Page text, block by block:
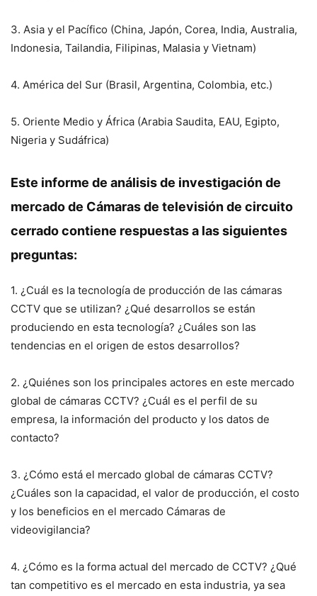
3. Asia y el Pacífico (China, Japón, Corea, India, Australia,
Indonesia, Tailandia, Filipinas, Malasia y Vietnam)
4. América del Sur (Brasil, Argentina, Colombia, etc.)
5. Oriente Medio y África (Arabia Saudita, EAU, Egipto,
Nigeria y Sudáfrica)
Este informe de análisis de investigación de
mercado de Cámaras de televisión de circuito
cerrado contiene respuestas a las siguientes
preguntas:
1. ¿Cuál es la tecnología de producción de las cámaras
CCTV que se utilizan? ¿Qué desarrollos se están
produciendo en esta tecnología? ¿Cuáles son las
tendencias en el origen de estos desarrollos?
2. ¿Quiénes son los principales actores en este mercado
global de cámaras CCTV? ¿Cuál es el perfil de su
empresa, la información del producto y los datos de
contacto?
3. ¿Cómo está el mercado global de cámaras CCTV?
¿Cuáles son la capacidad, el valor de producción, el costo
y los beneficios en el mercado Cámaras de
videovigilancia?
4. ¿Cómo es la forma actual del mercado de CCTV? ¿Qué
tan competitivo es el mercado en esta industria, ya sea